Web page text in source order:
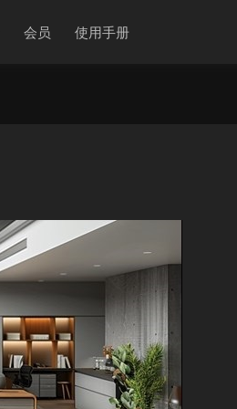
会员 使用手册